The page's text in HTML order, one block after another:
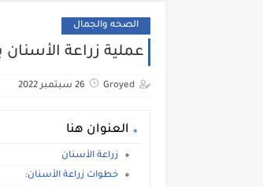
الصحه والجمال
عملية زراعة الأسنان
Groyed 26 سبتمبر 2022
العنوان هنا
زراعة الأسنان
خطوات زراعة الأسنان: